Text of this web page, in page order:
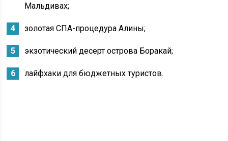
Мальдивах;
золотая СПА-процедура Алины;
экзотический десерт острова Боракай;
лайфхаки для бюджетных туристов.